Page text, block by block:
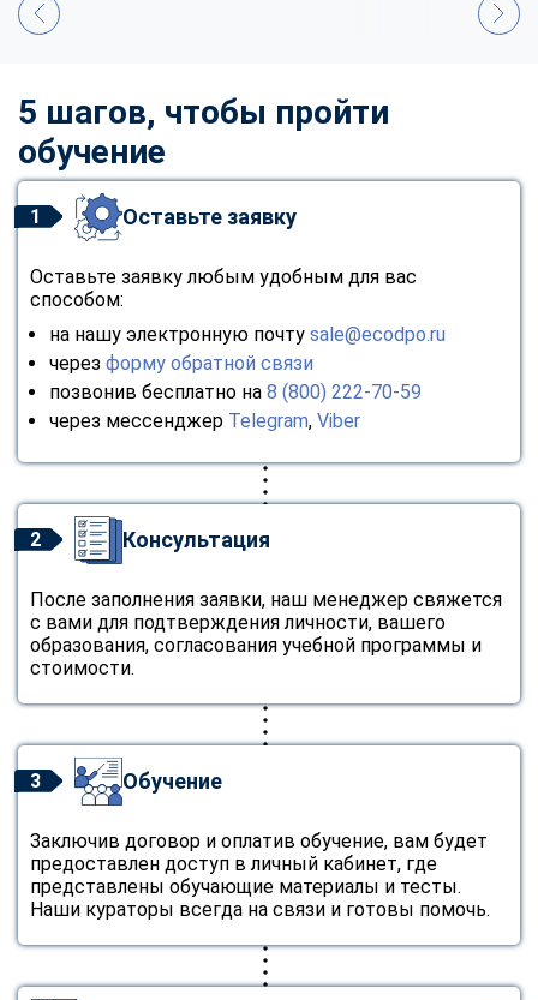
5 шагов, чтобы пройти
обучение
1 Оставьте заявку
Оставьте заявку любым удобным для вас
способом:
на нашу электронную почту sale@ecodpo.ru
через форму обратной связи
позвонив бесплатно на 8 (800) 222-70-59
через мессенджер Telegram, Viber
2 Консультация
После заполнения заявки, наш менеджер свяжется
с вами для подтверждения личности, вашего
образования, согласования учебной программы и
стоимости.
3 Обучение
Заключив договор и оплатив обучение, вам будет
предоставлен доступ в личный кабинет, где
представлены обучающие материалы и тесты.
Наши кураторы всегда на связи и готовы помочь.